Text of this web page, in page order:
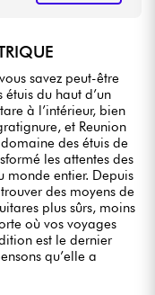
savez peut-être
étuis du haut d’un
à l’intérieur, bien
et Reunion
des étuis de
les attentes des
monde entier. Depuis
des moyens de
plus sûrs, moins
où vos voyages
est le dernier
qu’elle a